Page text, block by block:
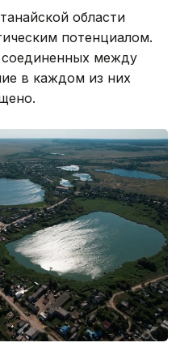
области
потенциалом.
между
в каждом из них